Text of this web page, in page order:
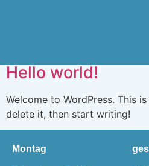
Hello world!
Welcome to WordPress. This
delete it, then start writing!
Montag